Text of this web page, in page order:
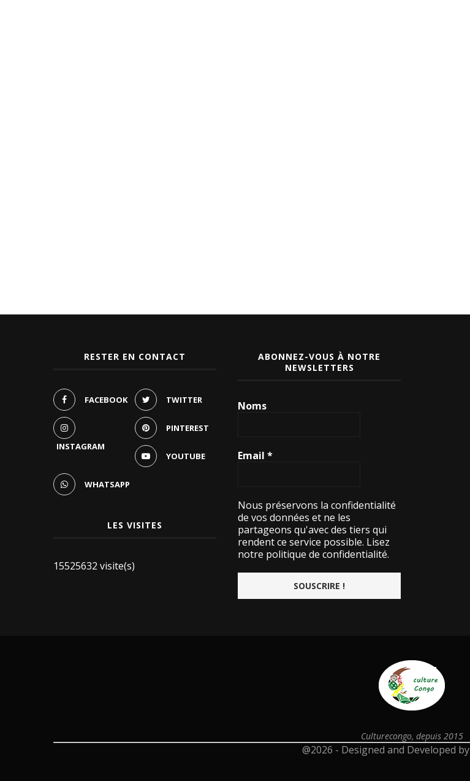
RESTER EN CONTACT
FACEBOOK TWITTER
INSTAGRAM
PINTEREST
YOUTUBE
WHATSAPP
LES VISITES
15525632 visite(s)
ABONNEZ-VOUS À NOTRE
NEWSLETTERS
Noms
Email*
Nous préservons la confidentialité
de vos données et ne les
partageons qu'avec des tiers qui
rendent ce service possible. Lisez
notre politique de confidentialité.
Culturecongo, depuis 2015
@2026 - Designed and Developed by